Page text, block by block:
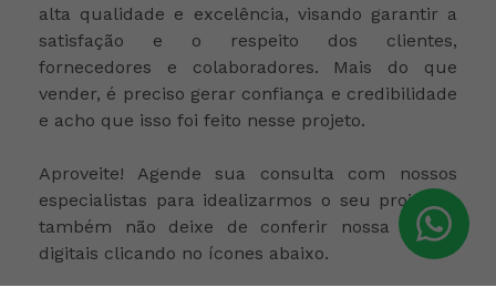
alta qualidade e excelência, visando garantir a
satisfação e o respeito dos clientes,
fornecedores e colaboradores. Mais do que
vender, é preciso gerar confiança e credibilidade
e acho que isso foi feito nesse projeto.
Aproveite! Agende sua consulta com nossos
especialistas para idealizarmos o seu projeto e
também não deixe de conferir nossa Mídias
digitais clicando no ícones abaixo.